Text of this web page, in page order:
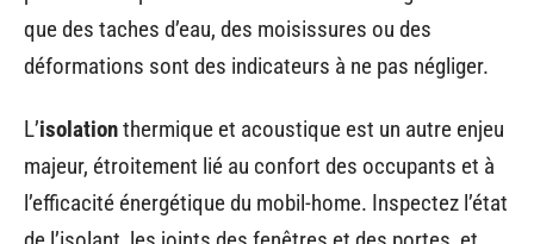
que des taches d’eau, des moisissures ou des
déformations sont des indicateurs à ne pas négliger.
L’isolationthermique et acoustique est un autre enjeu
majeur, étroitement lié au confort des occupants et à
l’efficacité énergétique du mobil-home. Inspectez l’état